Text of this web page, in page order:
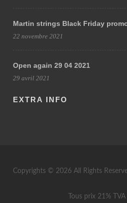
Martin strings Black Friday
22 novembre 2021
Open again 29 04 2021
29 avril 2021
EXTRA INFO
Copyrights © 2026 All Rights
Tous prix 21%